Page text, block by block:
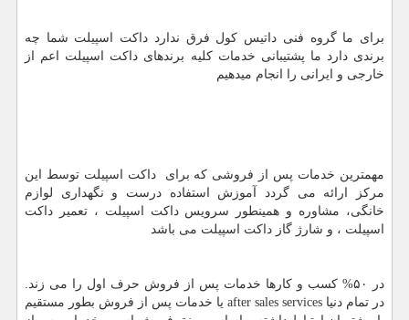
برای ما گروه فنی داتیس کول فرق ندارد داکت اسپیلت شما چه
برندی دارد ما پشتیبانی خدمات کلیه برندهای داکت اسپیلت اعم از
خارجی و ایرانی را انجام میدهیم
مهمترین خدمات پس از فروشی که برای داکت اسپیلت توسط این
مرکز ارائه می گردد آموزش استفاده درست و نگهداری لوازم
خانگی، مشاوره و همینطور سرویس داکت اسپیلت ، تعمیر داکت
اسپیلت ، و شارژ گاز داکت اسپیلت می باشد
در ۵۰% کسب و کارها خدمات پس از فروش حرف اول را می زند.
در تمام دنیا after sales services یا خدمات پس از فروش بطور مستقیم